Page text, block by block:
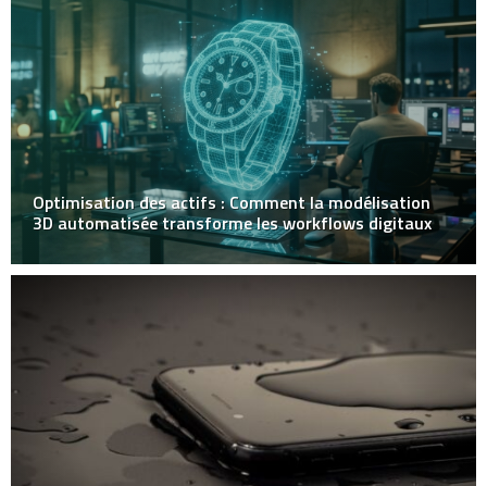
Optimisation des actifs : Comment la modélisation
3D automatisée transforme les workflows digitaux